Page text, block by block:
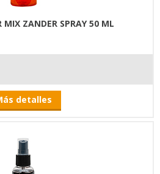
MIX ZANDER SPRAY 50 ML
detalles